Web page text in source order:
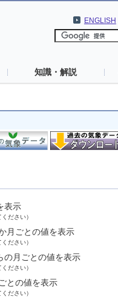
ENGLISH
知識・解説
表示
ださい）
月ごとの値を表示
ださい）
の月ごとの値を表示
ださい）
との値を表示
ださい）